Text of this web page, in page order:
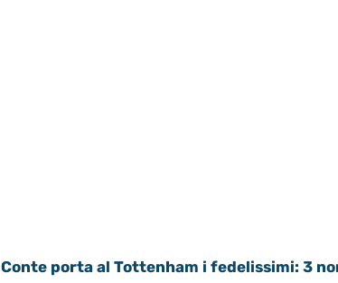
Conte porta al Tottenham i fedelissimi: 3